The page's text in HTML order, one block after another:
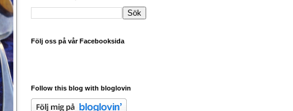
Följ oss på vår Facebooksida
Follow this blog with bloglovin